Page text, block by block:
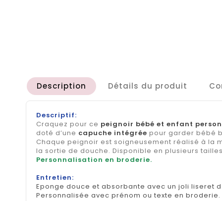
Description Détails du produit
Descriptif:
Craquez pour ce peignoir bébé et enfant
doté d’une capuche intégrée pour garder bébé
Chaque peignoir est soigneusement réalisé à la
la sortie de douche. Disponible en plusieurs
Personnalisation en broderie.
Entretien:
Eponge douce et absorbante avec un joli liseret
Personnalisée avec prénom ou texte en broderie.